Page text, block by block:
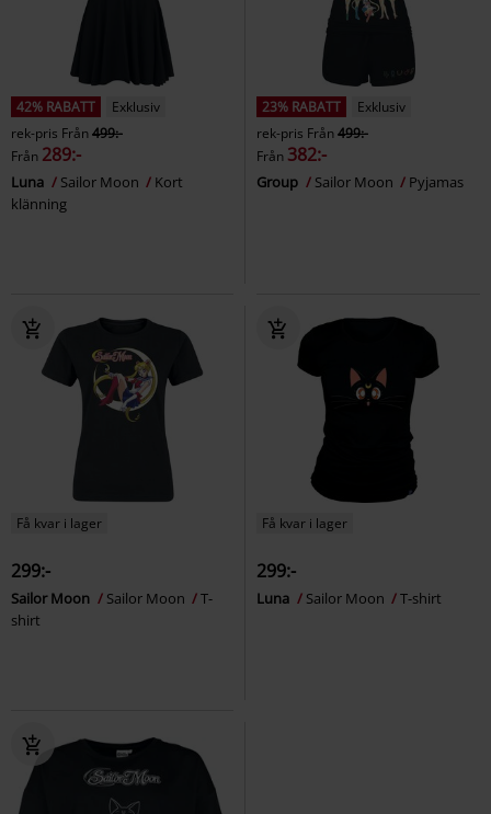
42% RABATT
Exklusiv
rek-pris Från499:-
Från 289:-
Luna Sailor Moon
Kort
klänning
23% RABATT
Exklusiv
rek-pris Från499:-
Från 382:-
Group Sailor Moon Pyjamas
Få kvar i lager
299:-
Sailor Moon Sailor Moon
T-
shirt
Få kvar i lager
299:-
Luna Sailor Moon T-shirt